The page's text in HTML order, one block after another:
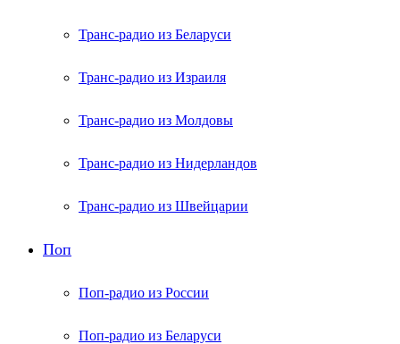
Транс-радио из Беларуси
Транс-радио из Израиля
Транс-радио из Молдовы
Транс-радио из Нидерландов
Транс-радио из Швейцарии
Поп
Поп-радио из России
Поп-радио из Беларуси